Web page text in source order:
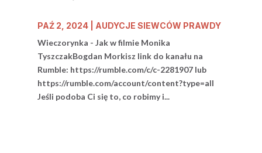
PAŹ 2, 2024| AUDYCJE SIEWCÓW PRAWDY
Wieczorynka - Jak w filmie Monika
TyszczakBogdan Morkisz link do kanału na
Rumble: https://rumble.com/c/c-2281907 lub
https://rumble.com/account/content?type=all
Jeśli podoba Ci się to, co robimy i...